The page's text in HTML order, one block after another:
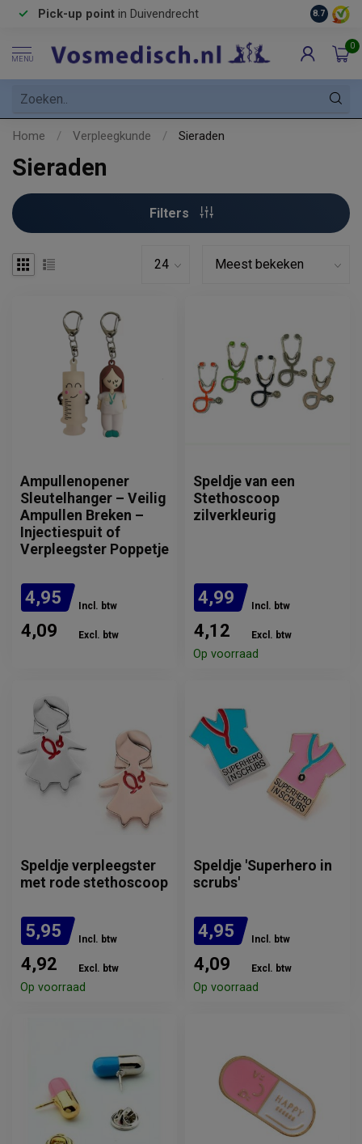
Pick-up point in Duivendrecht 8.7
MENU
0
Home / Verpleegkunde / Sieraden
Sieraden
Filters
Ampullenopener
Sleutelhanger – Veilig
Ampullen Breken –
Injectiespuit of
Verpleegster Poppetje
4,95 Incl. btw
4,09 Excl. btw
Speldje van een
Stethoscoop
zilverkleurig
4,99 Incl. btw
4,12 Excl. btw
Op voorraad
Speldje verpleegster
met rode stethoscoop
5,95 Incl. btw
4,92 Excl. btw
Op voorraad
Speldje 'Superhero in
scrubs'
4,95 Incl. btw
4,09 Excl. btw
Op voorraad